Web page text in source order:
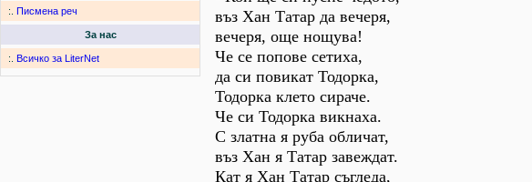
:. Писмена реч
За нас
:. Всичко за LiterNet
въз Хан Татар да вечеря,
вечеря, още нощува!
Че се попове сетиха,
да си повикат Тодорка,
Тодорка клето сираче.
Че си Тодорка викнаха.
С златна я руба обличат,
въз Хан я Татар завеждат.
Кат я Хан Татар съгледа,